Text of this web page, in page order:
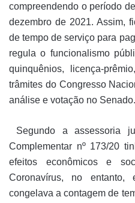
compreendendo o período
dezembro de 2021. Assim,
de tempo de serviço para
regula o funcionalismo
quinquênios, licença-
trâmites do Congresso
análise e votação no Senado.
Segundo a assessoria
Complementar nº 173/20
efeitos econômicos e
Coronavírus, no entanto,
congelava a contagem de